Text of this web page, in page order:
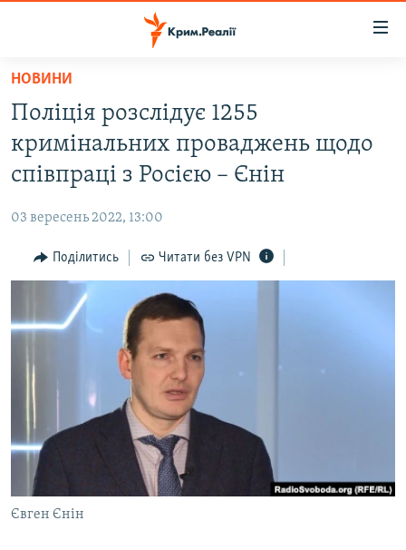
Перейти
основного
матеріалу
Перейти
до
основної
навігації
Перейти
до
ВОДА.КРИМ
ВІДЕО ТА ФОТО
БЛОГИ
ПОГЛЯД
ІНТЕРВ'Ю
ВСЕ ЗА ДЕНЬ
СПЕЦПРОЕКТИ
ДЕПОРТАЦІЯ
ВІДЕОУРОКИ «ELIFBE»
СВІДЧЕННЯ ОКУПАЦІЇ
УКРАЇНСЬКА ПРОБЛЕМА КРИМУ
ІНФОГРАФІКА
ЯК ОБІЙТИ БЛОКУВАННЯ
Русский
Qırımtatar
ДОЛУЧАЙСЯ!
НОВИНИ
Поліція розслідує 1255
кримінальних проваджень щодо
співпраці з Росією – Єнін
03 вересень 2022, 13:00
Поділитись Читати без VPN
Євген Єнін